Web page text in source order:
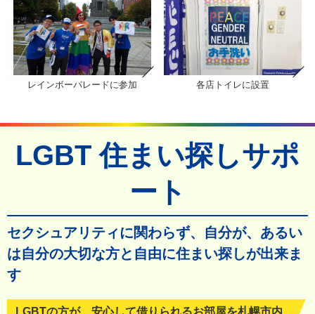
レインボーパレードに参加 各店トイレに設置
LGBT 住まい探しサポ
ート
セクシュアリティに関わらず、自分が、あるい
は自分の大切な方と 自由に住まい探しが出来ま
す
LGBTの方が、安心して借りられるお部屋を札幌市内